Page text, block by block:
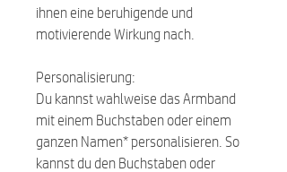
ihnen eine beruhigende und
motivierende Wirkung nach.
Personalisierung:
Du kannst wahlweise das Armband
mit einem Buchstaben oder einem
ganzen Namen* personalisieren. So
kannst du den Buchstaben oder